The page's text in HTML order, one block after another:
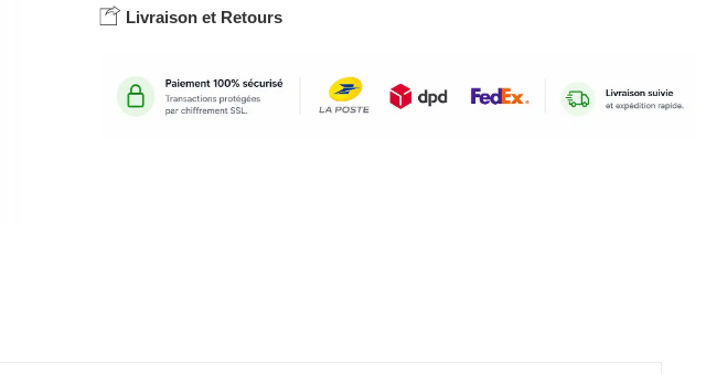
Livraison et Retours